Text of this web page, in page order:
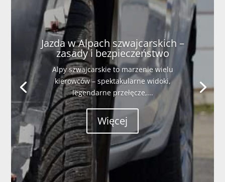
Jazda w Alpach szwajcarskich –
zasady i bezpieczeństwo
Alpy szwajcarskie to marzenie wielu
kierowców – spektakularne widoki,
legendarne przełęcze,...
Więcej